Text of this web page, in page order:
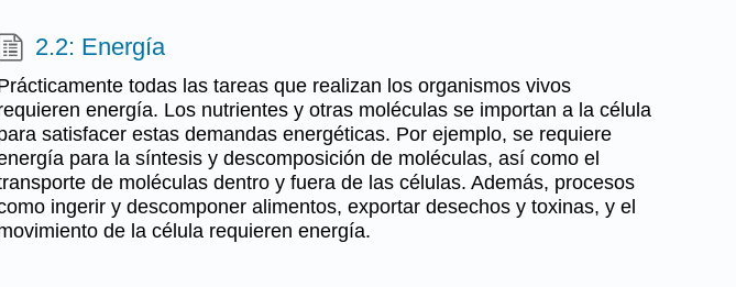
2.2: Energía
todas las tareas que realizan los organismos vivos
energía. Los nutrientes y otras moléculas se importan a la célula
satisfacer estas demandas energéticas. Por ejemplo, se requiere
para la síntesis y descomposición de moléculas, así como el
de moléculas dentro y fuera de las células. Además, procesos
ingerir y descomponer alimentos, exportar desechos y toxinas, y el
de la célula requieren energía.